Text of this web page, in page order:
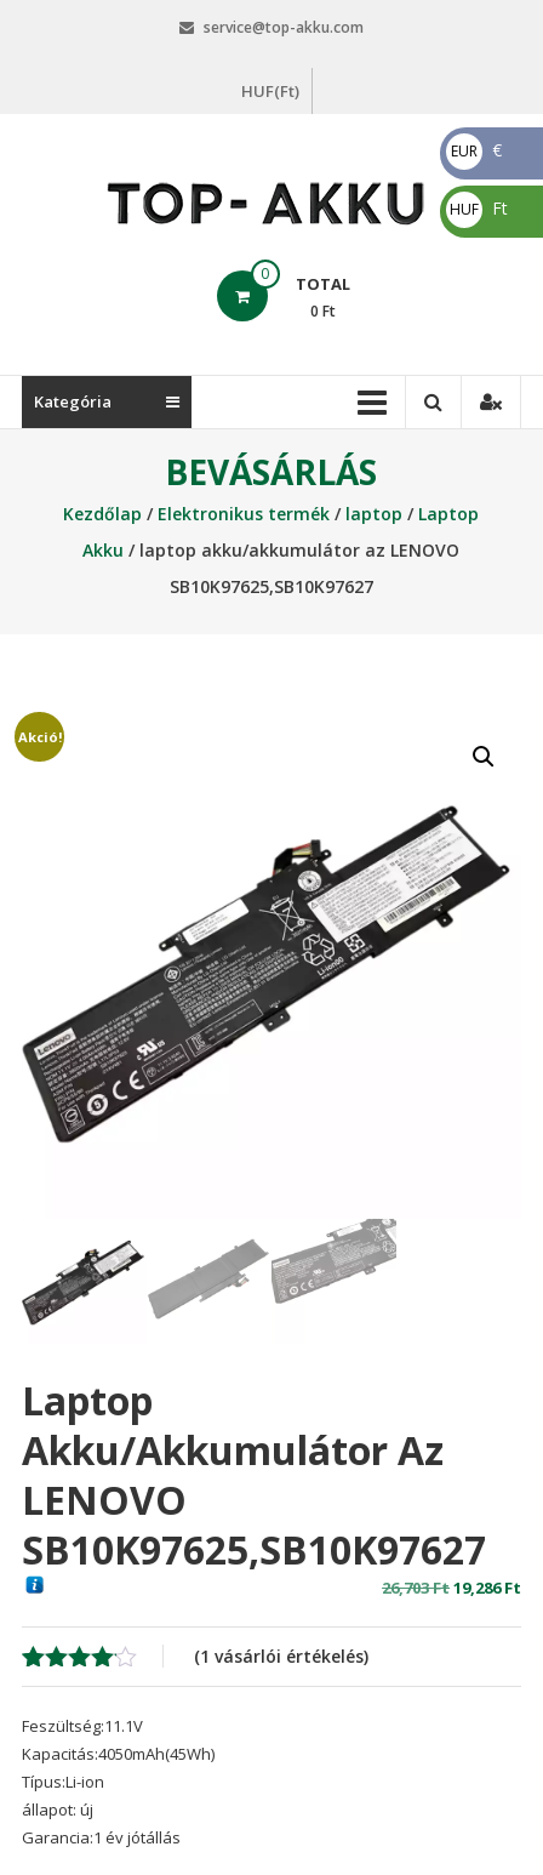
service@top-akku.com
HUF(Ft)
akku.com
0 TOTAL
0 Ft
Kategória
BEVÁSÁRLÁS
Kezdőlap / Elektronikus termék / laptop / Laptop
Akku / laptop akku/akkumulátor az LENOVO
SB10K97625,SB10K97627
Akció!
Laptop
Akku/akkumulátor Az
LENOVO
SB10K97625,SB10K97627
26,703FtOriginal
19,286Ft
Értékelés
5-ből,
1
értékelés
alapján
(1 vásárlói értékelés)
Feszültség:11.1V
Kapacitás:4050mAh(45Wh)
Típus:Li-ion
állapot: új
Garancia:1 év jótállás
EUR
€
€
HUF
Ft
Ft